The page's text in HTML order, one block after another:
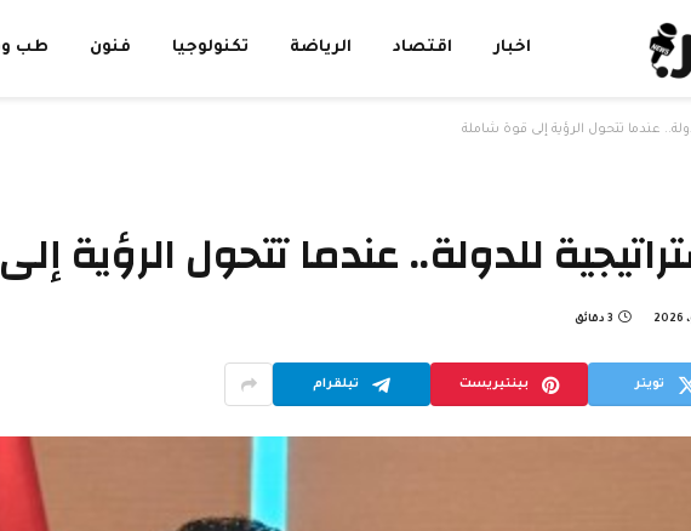
اخبار اقتصاد الرياضة تكنولوجيا فنون طب
عندما تتحول الرؤية إلى قوة شاملة
للدولة.. عندما تتحول الرؤية
3 دقائق
تويتر بينتيريست تيلقرام